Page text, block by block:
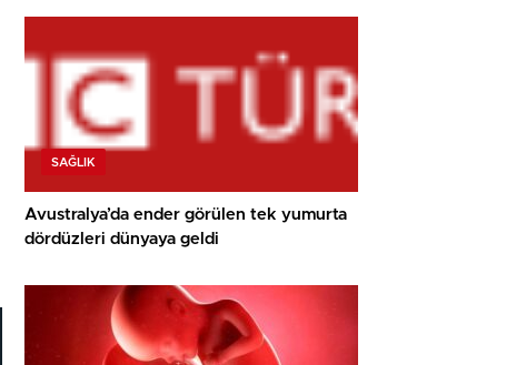
SAĞLIK
Avustralya’da ender görülen tek yumurta
dördüzleri dünyaya geldi